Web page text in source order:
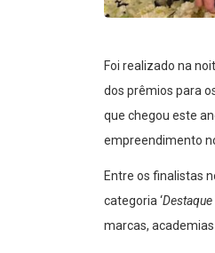
Foi realizado na
dos prêmios para
que chegou este
empreendimento
Entre os finalistas
categoria ‘
marcas,